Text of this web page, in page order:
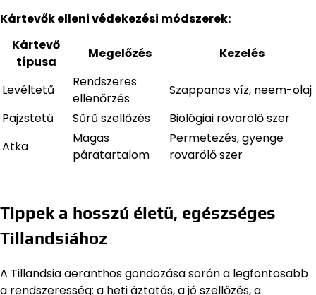
Kártevők elleni védekezési módszerek:
Kártevő
típusa
Megelőzés Kezelés
Levéltetű
Rendszeres
ellenőrzés
Szappanos víz, neem-olaj
Pajzstetű
Sűrű szellőzés
Biológiai rovarölő szer
Atka
Magas
páratartalom
Permetezés, gyenge
rovarölő szer
Tippek a hosszú életű, egészséges
Tillandsiához
A Tillandsia aeranthos gondozása során a legfontosabb
a rendszeresség: a heti áztatás, a jó szellőzés, a